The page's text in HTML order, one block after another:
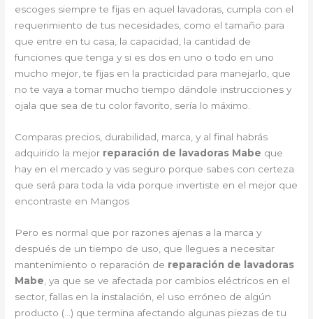
escoges siempre te fijas en aquel lavadoras, cumpla con el
requerimiento de tus necesidades, como el tamaño para
que entre en tu casa, la capacidad, la cantidad de
funciones que tenga y si es dos en uno o todo en uno
mucho mejor, te fijas en la practicidad para manejarlo, que
no te vaya a tomar mucho tiempo dándole instrucciones y
ojala que sea de tu color favorito, sería lo máximo.
Comparas precios, durabilidad, marca, y al final habrás
adquirido la mejor reparación de lavadoras Mabe que
hay en el mercado y vas seguro porque sabes con certeza
que será para toda la vida porque invertiste en el mejor que
encontraste en Mangos
Pero es normal que por razones ajenas a la marca y
después de un tiempo de uso, que llegues a necesitar
mantenimiento o reparación de reparación de lavadoras
Mabe , ya que se ve afectada por cambios eléctricos en el
sector, fallas en la instalación, el uso erróneo de algún
producto (…) que termina afectando algunas piezas de tu